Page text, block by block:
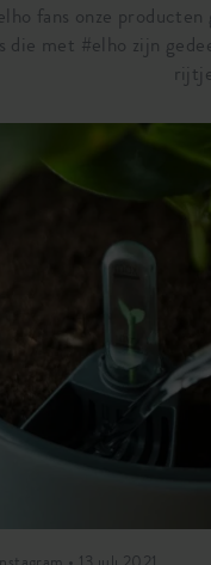
elho fans onze
die met #elho zijn